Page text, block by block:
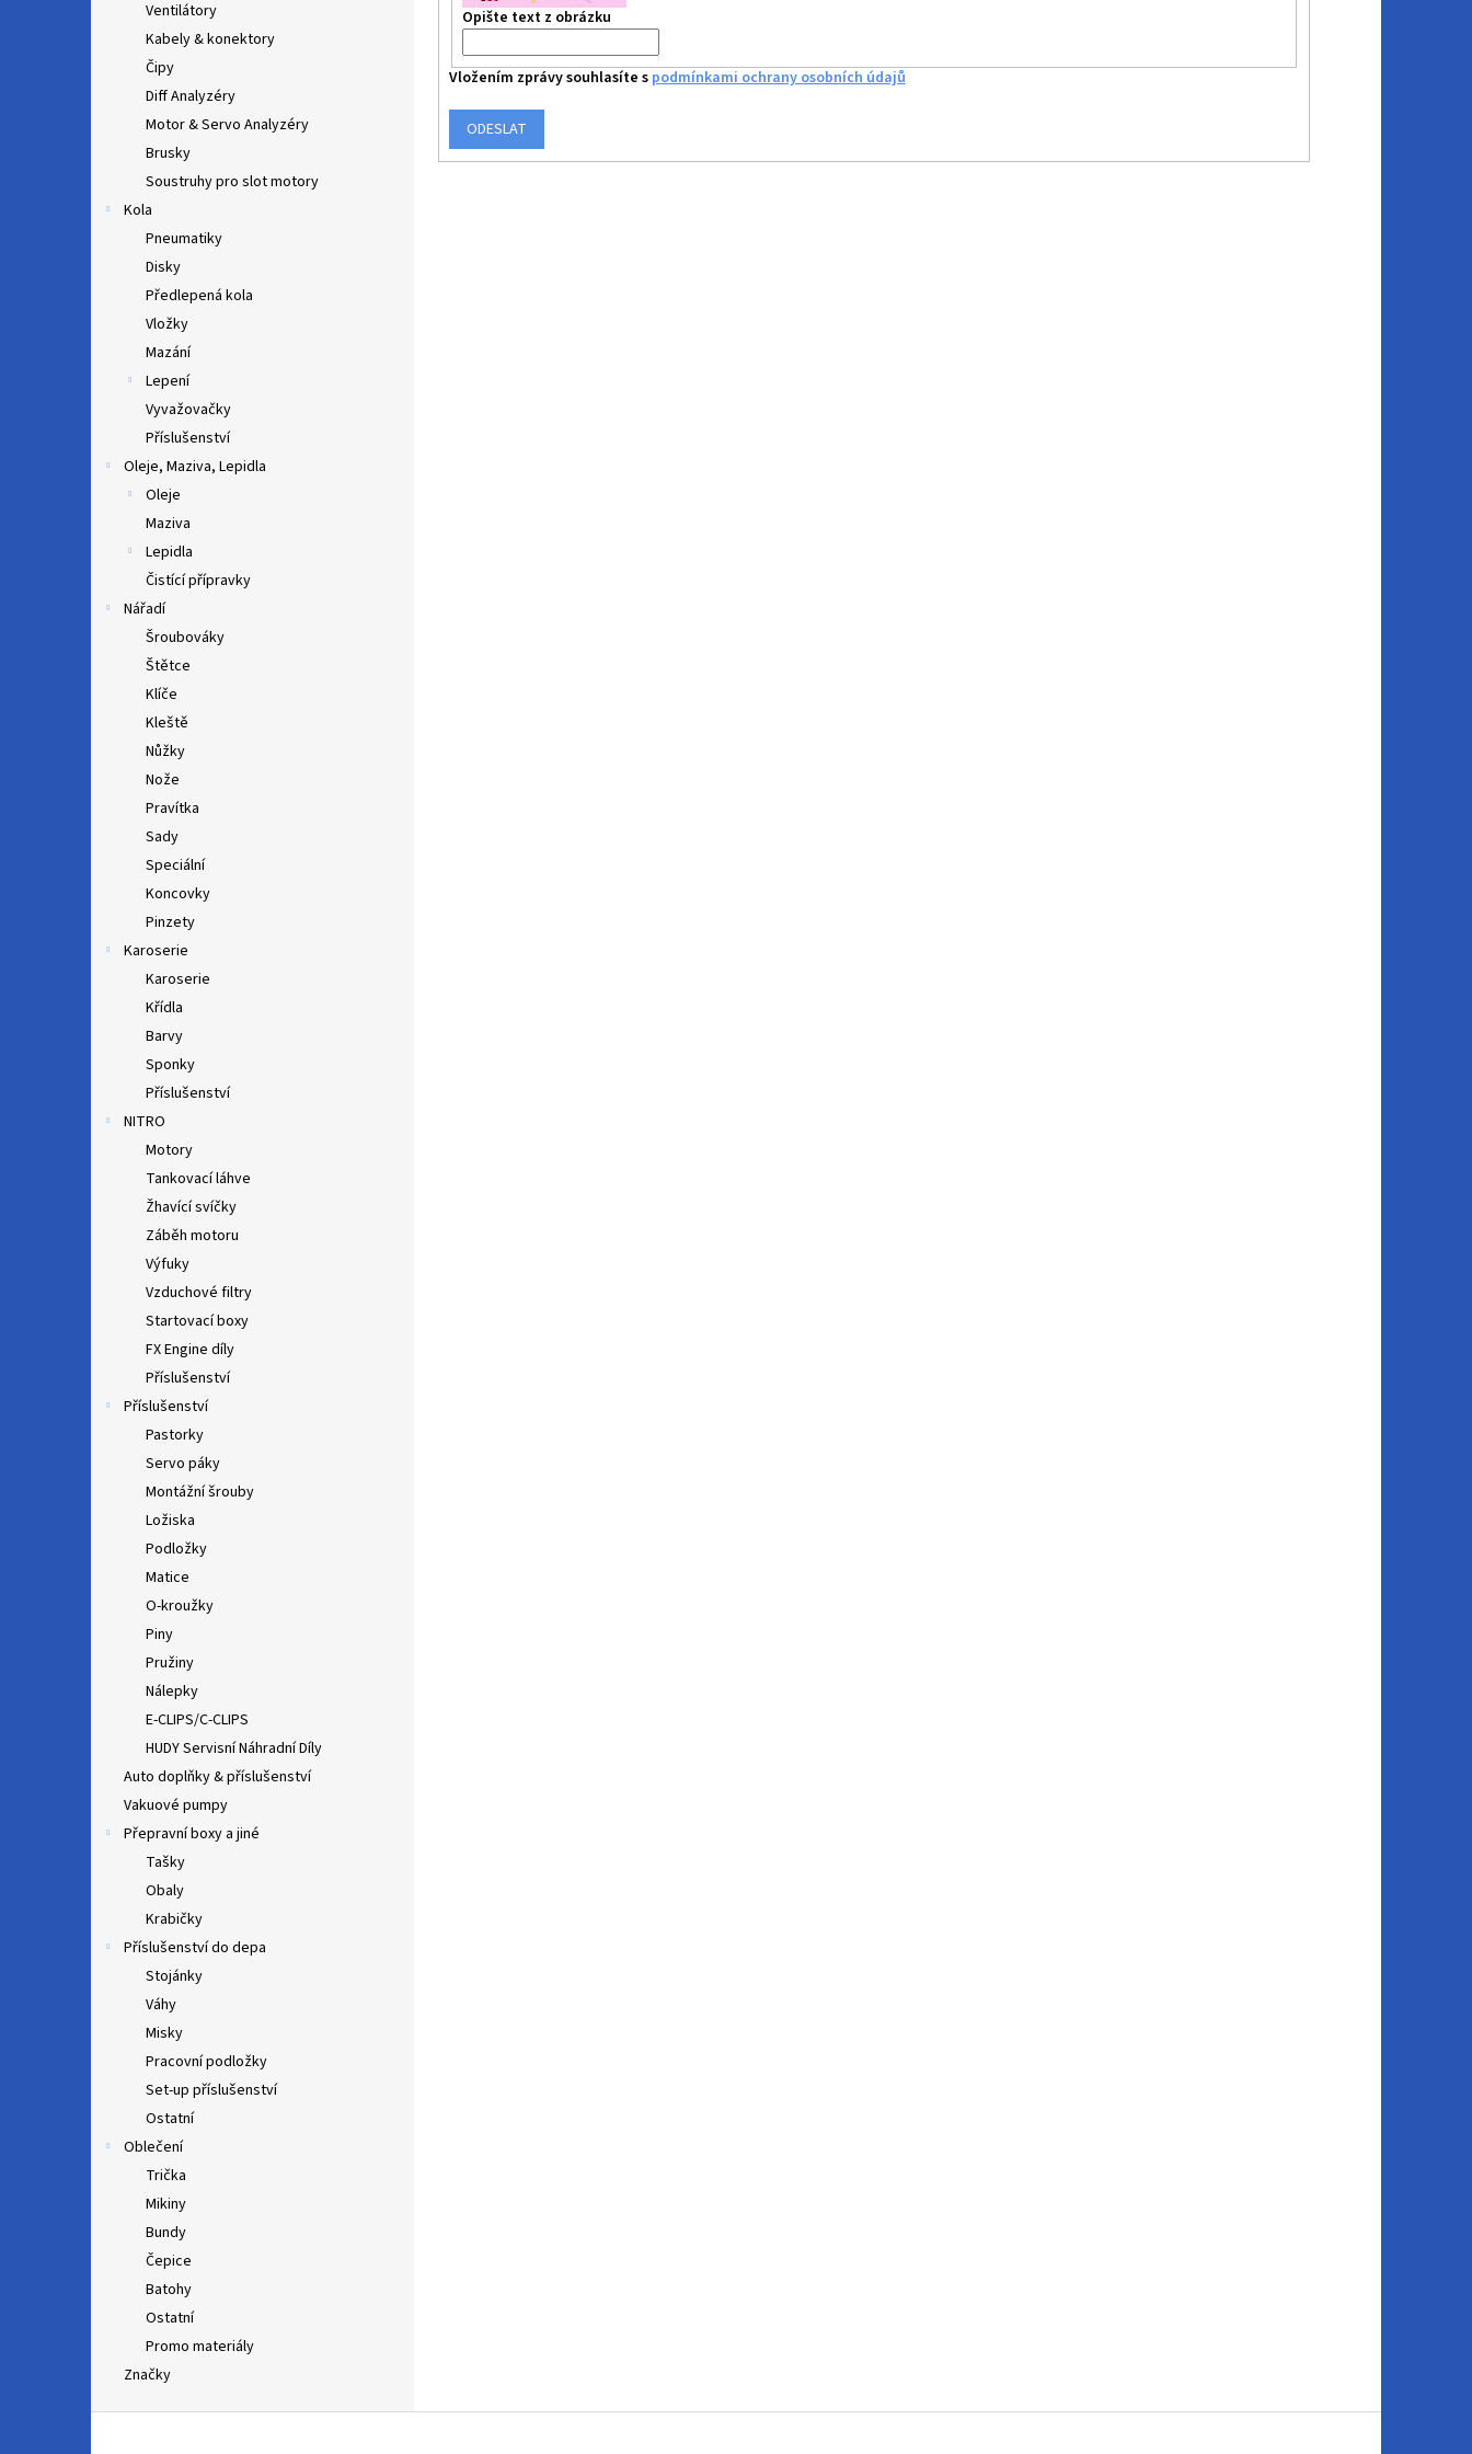
Ventilátory
Kabely & konektory
Čipy
Diff Analyzéry
Motor & Servo Analyzéry
Brusky
Soustruhy pro slot motory
Kola
Pneumatiky
Disky
Předlepená kola
Vložky
Mazání
Lepení
Vyvažovačky
Příslušenství
Oleje, Maziva, Lepidla
Oleje
Maziva
Lepidla
Čistící přípravky
Nářadí
Šroubováky
Štětce
Klíče
Kleště
Nůžky
Nože
Pravítka
Sady
Speciální
Koncovky
Pinzety
Karoserie
Karoserie
Křídla
Barvy
Sponky
Příslušenství
NITRO
Motory
Tankovací láhve
Žhavící svíčky
Záběh motoru
Výfuky
Vzduchové filtry
Startovací boxy
FX Engine díly
Příslušenství
Příslušenství
Pastorky
Servo páky
Montážní šrouby
Ložiska
Podložky
Matice
O-kroužky
Piny
Pružiny
Nálepky
E-CLIPS/C-CLIPS
HUDY Servisní Náhradní Díly
Auto doplňky & příslušenství
Vakuové pumpy
Přepravní boxy a jiné
Tašky
Obaly
Krabičky
Příslušenství do depa
Stojánky
Váhy
Misky
Pracovní podložky
Set-up příslušenství
Ostatní
Oblečení
Trička
Mikiny
Bundy
Čepice
Batohy
Ostatní
Promo materiály
Značky
Opište text z obrázku
Vložením zprávy souhlasíte s podmínkami ochrany osobních údajů
ODESLAT